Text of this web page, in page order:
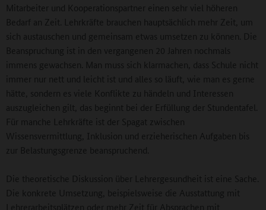
Mitarbeiter und Kooperationspartner einen sehr viel höheren
Bedarf an Zeit. Lehrkräfte brauchen hauptsächlich mehr Zeit, um
sich austauschen und gemeinsam etwas umsetzen zu können. Die
Beanspruchung ist in den vergangenen 20 Jahren nochmals
immens gewachsen. Man muss sich klarmachen, dass Schule nicht
immer nur nett und leicht ist und alles so läuft, wie man es gerne
hätte, sondern es viele Konflikte zu händeln und Interessen
auszugleichen gilt, das beginnt bei der Erfüllung der Stundentafel.
Für manche Lehrkräfte ist der Spagat zwischen
Wissensvermittlung, Inklusion und erzieherischen Aufgaben bis
zur Belastungsgrenze beanspruchend.
Die theoretische Diskussion über Lehrergesundheit ist eine Sache.
Die konkrete Umsetzung, beispielsweise die Ausstattung mit
Lehrerarbeitsplätzen oder mehr Zeit für Absprachen mit